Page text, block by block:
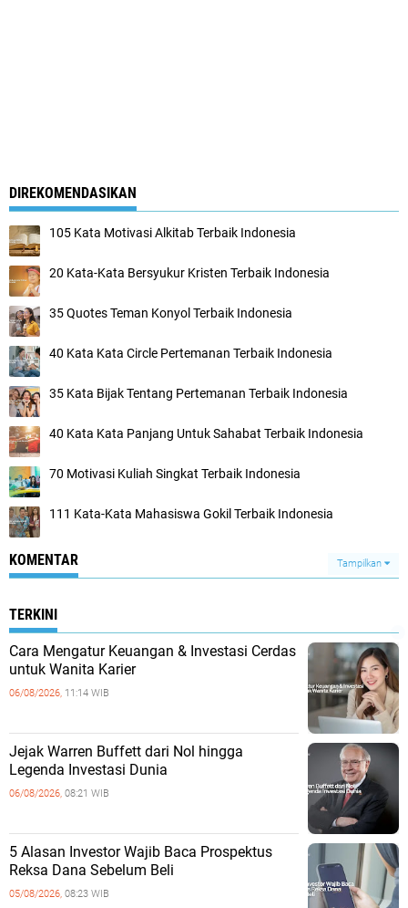
DIREKOMENDASIKAN
105 Kata Motivasi Alkitab Terbaik Indonesia
20 Kata-Kata Bersyukur Kristen Terbaik Indonesia
35 Quotes Teman Konyol Terbaik Indonesia
40 Kata Kata Circle Pertemanan Terbaik Indonesia
35 Kata Bijak Tentang Pertemanan Terbaik Indonesia
40 Kata Kata Panjang Untuk Sahabat Terbaik Indonesia
70 Motivasi Kuliah Singkat Terbaik Indonesia
111 Kata-Kata Mahasiswa Gokil Terbaik Indonesia
KOMENTAR Tampilkan
TERKINI
Cara Mengatur Keuangan & Investasi Cerdas
untuk Wanita Karier
06/08/2026, 11:14 WIB
Jejak Warren Buffett dari Nol hingga
Legenda Investasi Dunia
06/08/2026, 08:21 WIB
5 Alasan Investor Wajib Baca Prospektus
Reksa Dana Sebelum Beli
05/08/2026, 08:23 WIB